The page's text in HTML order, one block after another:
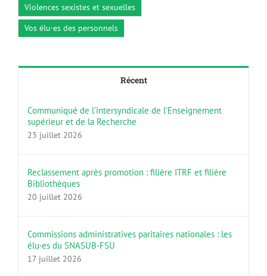
Violences sexistes et sexuelles
Vos élu·es des personnels
Récent
Communiqué de l’intersyndicale de l’Enseignement
supérieur et de la Recherche
23 juillet 2026
Reclassement après promotion : filière ITRF et filière
Bibliothèques
20 juillet 2026
Commissions administratives paritaires nationales : les
élu·es du SNASUB-FSU
17 juillet 2026